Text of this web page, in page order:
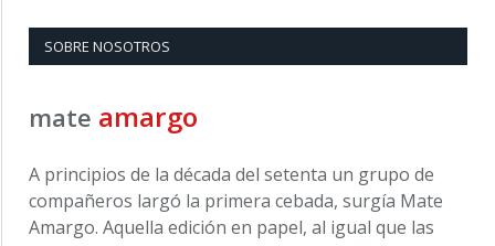
SOBRE NOSOTROS
mate amargo
A principios de la década del setenta un grupo de
compañeros largó la primera cebada, surgía Mate
Amargo. Aquella edición en papel, al igual que las